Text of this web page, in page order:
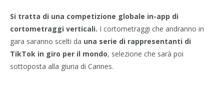
Si tratta di una competizione globale in-app di
cortometraggi verticali. I cortometraggi che andranno in
gara saranno scelti da una serie di rappresentanti di
TikTok in giro per il mondo, selezione che sarà poi
sottoposta alla giuria di Cannes.